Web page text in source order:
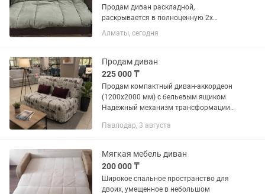
Продам диван раскладной,
раскрывается в полноценную 2х
спальную кровать, механизм
аккордеон, размер 160х200, один
всё целое. Доставки нет, совсем нет.
Забрать можно...
Алматы, сегодня
Продам диван
225 000 ₸
Продам компактный диван-аккордеон
(1200x2000 мм) с бельевым ящиком
Надёжный механизм трансформации
полноценное спальное место
вместительный...
Павлодар, 3 августа
Мягкая мебель диван
200 000 ₸
Широкое спальное пространство для
двоих, умещенное в небольшом